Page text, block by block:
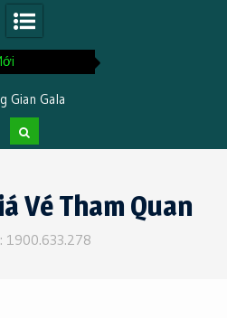
Chia Sẻ Kinh Nghiệm Khi Nghỉ
Vé Tham Quan
1900.633.278